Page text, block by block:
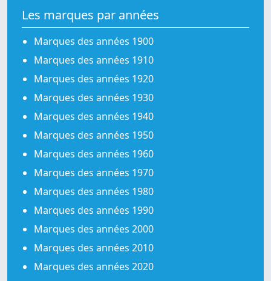
Les marques par années
Marques des années 1900
Marques des années 1910
Marques des années 1920
Marques des années 1930
Marques des années 1940
Marques des années 1950
Marques des années 1960
Marques des années 1970
Marques des années 1980
Marques des années 1990
Marques des années 2000
Marques des années 2010
Marques des années 2020